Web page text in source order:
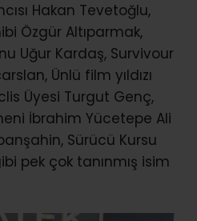
Hakan Tevetoğlu,
Özgür Altıparmak,
Uğur Kardaş, Survivour
Ünlü film yıldızı
Üyesi Turgut Genç,
İbrahim Yücetepe Ali
Sürücü Kursu
pek çok tanınmış isim